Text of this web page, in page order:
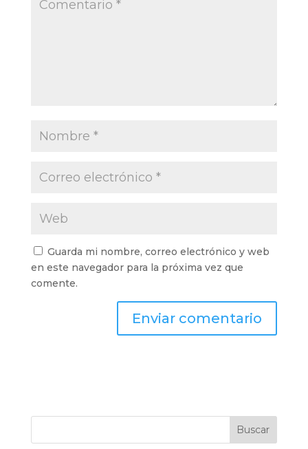
Guarda mi nombre, correo electrónico y web
en este navegador para la próxima vez que
comente.
Buscar